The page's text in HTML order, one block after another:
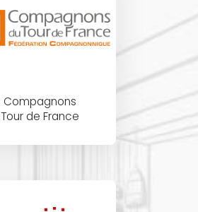
Compagnons
Tour de France